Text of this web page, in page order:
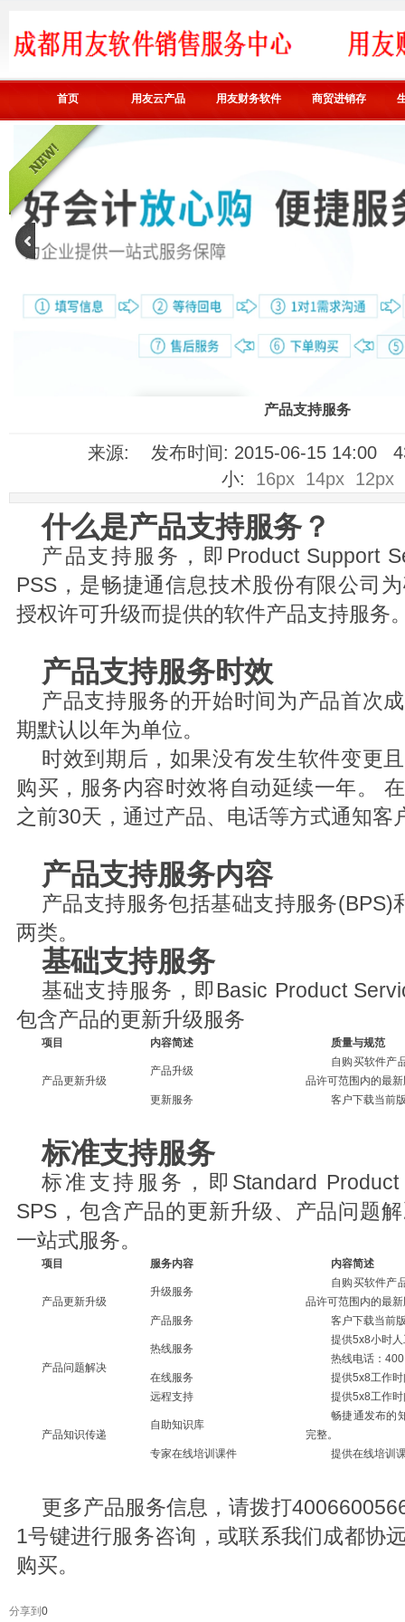
首页 用友云产品 用友财务软件 商贸进销存
产品支持服务
来源: 发布时间: 2015-06-15 14:00
小: 16px 14px 12px
什么是产品支持服务？
产品支持服务，即Product Support
PSS，是畅捷通信息技术股份有限公司
授权许可升级而提供的软件产品支持服务
产品支持服务时效
产品支持服务的开始时间为产品首次
期默认以年为单位。
时效到期后，如果没有发生软件变更
购买，服务内容时效将自动延续一年。
之前30天，通过产品、电话等方式通知客
产品支持服务内容
产品支持服务包括基础支持服务(BPS)
两类。
基础支持服务
基础支持服务，即Basic Product
包含产品的更新升级服务
项目 内容简述 质量与规范
产品更新升级
产品升级
自购买软件产
品许可范围内的最
更新服务
客户下载当前
标准支持服务
标准支持服务，即Standard
SPS，包含产品的更新升级、产品问题
一站式服务。
项目 服务内容 内容简述
产品更新升级
升级服务
自购买软件产
品许可范围内的最
产品服务
客户下载当前
产品问题解决
热线服务
提供5x8小时
热线电话：
在线服务
提供5x8工作
远程支持
提供5x8工作
产品知识传递
自助知识库
畅捷通发布的
完整。
专家在线培训课件
提供在线培训
更多产品服务信息，请拨打
1号键进行服务咨询，或联系我们成都协
购买。
分享到 0